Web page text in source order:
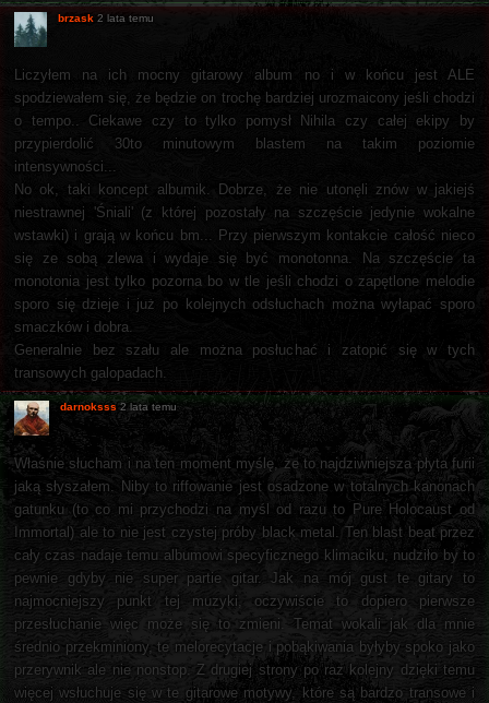
brzask 2 lata temu
Liczyłem na ich mocny gitarowy album no i w końcu jest ALE
spodziewałem się, że będzie on trochę bardziej urozmaicony jeśli chodzi
o tempo.. Ciekawe czy to tylko pomysł Nihila czy całej ekipy by
przypierdolić 30to minutowym blastem na takim poziomie
intensywności...
No ok, taki koncept albumik. Dobrze, że nie utonęli znów w jakiejś
niestrawnej 'Śniali' (z której pozostały na szczęście jedynie wokalne
wstawki) i grają w końcu bm... Przy pierwszym kontakcie całość nieco
się ze sobą zlewa i wydaje się być monotonna. Na szczęście ta
monotonia jest tylko pozorna bo w tle jeśli chodzi o zapętlone melodie
sporo się dzieje i już po kolejnych odsłuchach można wyłapać sporo
smaczków i dobra.
Generalnie bez szału ale można posłuchać i zatopić się w tych
transowych galopadach.
darnoksss 2 lata temu
Właśnie słucham i na ten moment myślę, że to najdziwniejsza płyta furii
jaką słyszałem. Niby to riffowanie jest osadzone w totalnych kanonach
gatunku (to co mi przychodzi na myśl od razu to Pure Holocaust od
Immortal) ale to nie jest czystej próby black metal. Ten blast beat przez
cały czas nadaje temu albumowi specyficznego klimaciku, nudziło by to
pewnie gdyby nie super partie gitar. Jak na mój gust te gitary to
najmocniejszy punkt tej muzyki, oczywiście to dopiero pierwsze
przesłuchanie więc może się to zmieni. Temat wokali jak dla mnie
średnio przekminiony, te melorecytacje i pobąkiwania byłyby spoko jako
przerywnik ale nie nonstop. Z drugiej strony po raz kolejny dzięki temu
więcej wsłuchuje się w te gitarowe motywy, które są bardzo transowe i